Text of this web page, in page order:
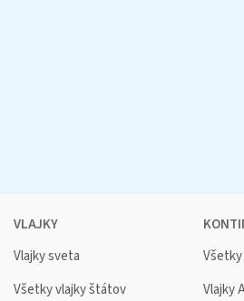
VLAJKY
Vlajky sveta
Všetky vlajky štátov
Vlajky